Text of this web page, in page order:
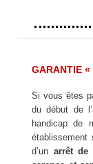
GARANTIE «
Si vous êtes
du début de
handicap de
d’un arrêt de